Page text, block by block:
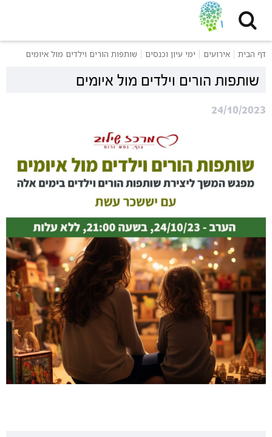
דף הבית אירועים ימי עיון וכנסים שותפות הורים וילדים מול איומים
שותפות הורים וילדים מול איומים
24/10/2023